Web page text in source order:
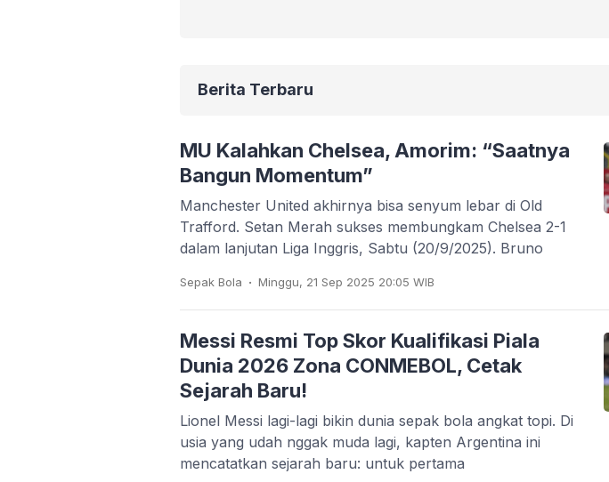
Berita Terbaru
MU Kalahkan Chelsea, Amorim: “Saatnya
Bangun Momentum”
Manchester United akhirnya bisa senyum lebar di Old
Trafford. Setan Merah sukses membungkam Chelsea 2-1
dalam lanjutan Liga Inggris, Sabtu (20/9/2025). Bruno
Sepak Bola . Minggu, 21 Sep 2025 20:05 WIB
Messi Resmi Top Skor Kualifikasi Piala
Dunia 2026 Zona CONMEBOL, Cetak
Sejarah Baru!
Lionel Messi lagi-lagi bikin dunia sepak bola angkat topi. Di
usia yang udah nggak muda lagi, kapten Argentina ini
mencatatkan sejarah baru: untuk pertama